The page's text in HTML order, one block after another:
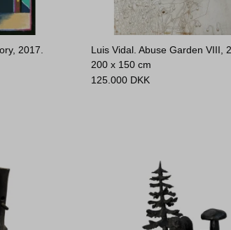
2017.
Luis Vidal. Abuse Garden VIII,
200 x 150 cm
125.000 DKK